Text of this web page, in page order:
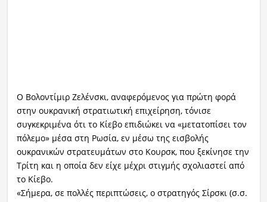
Ο Βολοντίμιρ Ζελένσκι, αναφερόμενος για πρώτη φορά
στην ουκρανική στρατιωτική επιχείρηση, τόνισε
συγκεκριμένα ότι το Κίεβο επιδιώκει να «μετατοπίσει τον
πόλεμο» μέσα στη Ρωσία, εν μέσω της εισβολής
ουκρανικών στρατευμάτων στο Κουρσκ, που ξεκίνησε την
Τρίτη και η οποία δεν είχε μέχρι στιγμής σχολιαστεί από
το Κίεβο.
«Σήμερα, σε πολλές περιπτώσεις, ο στρατηγός Σίρσκι (σ.σ.